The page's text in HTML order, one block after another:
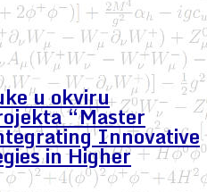
u okviru
“Master
Innovative
in Higher